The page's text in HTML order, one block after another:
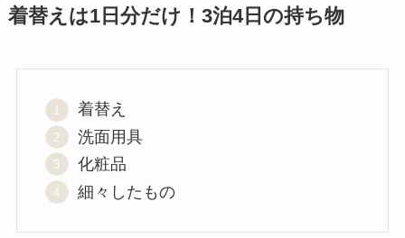
着替えは1日分だけ！3泊4日の持ち物
着替え
洗面用具
化粧品
細々したもの